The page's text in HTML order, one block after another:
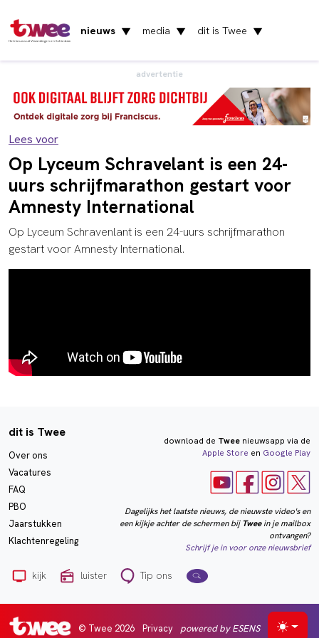
Het nieuws uit Vlaardingen en Schiedam
nieuws ▼ media ▼ dit is Twee ▼
advertentie
Lees voor
Op Lyceum Schravelant is een 24-
uurs schrijfmarathon gestart voor
Amnesty International
Op Lyceum Schravenlant is een 24-uurs schrijfmarathon
gestart voor Amnesty International.
dit is Twee
Over ons
Vacatures
FAQ
PBO
Jaarstukken
Klachtenregeling
download de Tweenieuwsapp via de
Apple Store en Google Play
Dagelijks het laatste nieuws, de nieuwste video's en
een kijkje achter de schermen bij Tweein je mailbox
ontvangen?
Schrijf je in voor onze nieuwsbrief
kijk luister Tip ons
© Twee 2026 Privacy powered by ESENS